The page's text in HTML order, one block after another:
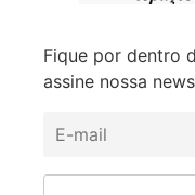
Fique por dentro
assine nossa